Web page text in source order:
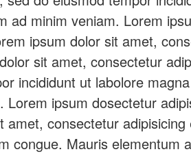
ad minim veniam. Lorem
ipsum dolor sit amet,
sit amet, consectetur
incididunt ut labolore
Lorem ipsum dosectetur
amet, consectetur
congue. Mauris elementum